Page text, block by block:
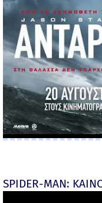
SPIDER-MAN: